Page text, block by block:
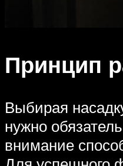
Принцип
Выбирая
нужно
внимание